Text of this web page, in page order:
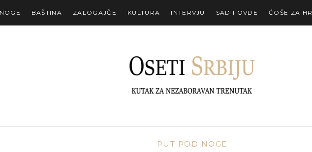
BAŠTINA ZALOGAJČE KULTURA INTERVJU SAD I OVDE ĆOŠE ZA
PUT POD NOGE